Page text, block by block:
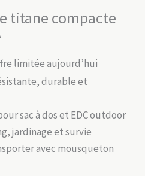
titane compacte
limitée aujourd’hui
durable et
sac à dos et EDC outdoor
jardinage et survie
avec mousqueton